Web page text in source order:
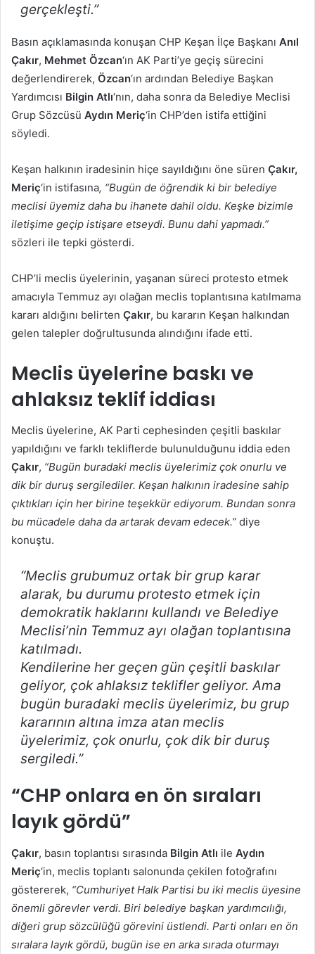
gerçekleşti.”
Basın açıklamasında konuşan CHP Keşan İlçe Başkanı Anıl
Çakır, Mehmet Özcan‘ın AK Parti’ye geçiş sürecini
değerlendirerek, Özcan‘ın ardından Belediye Başkan
Yardımcısı Bilgin Atlı‘nın, daha sonra da Belediye Meclisi
Grup Sözcüsü Aydın Meriç‘in CHP’den istifa ettiğini
söyledi.
Keşan halkının iradesinin hiçe sayıldığını öne süren Çakır,
Meriç‘in istifasına, “Bugün de öğrendik ki bir belediye
meclisi üyemiz daha bu ihanete dahil oldu. Keşke bizimle
iletişime geçip istişare etseydi. Bunu dahi yapmadı.”
sözleri ile tepki gösterdi.
CHP’li meclis üyelerinin, yaşanan süreci protesto etmek
amacıyla Temmuz ayı olağan meclis toplantısına katılmama
kararı aldığını belirten Çakır, bu kararın Keşan halkından
gelen talepler doğrultusunda alındığını ifade etti.
Meclis üyelerine baskı ve
ahlaksız teklif iddiası
Meclis üyelerine, AK Parti cephesinden çeşitli baskılar
yapıldığını ve farklı tekliflerde bulunulduğunu iddia eden
Çakır, “Bugün buradaki meclis üyelerimiz çok onurlu ve
dik bir duruş sergilediler. Keşan halkının iradesine sahip
çıktıkları için her birine teşekkür ediyorum. Bundan sonra
bu mücadele daha da artarak devam edecek.” diye
konuştu.
“Meclis grubumuz ortak bir grup karar
alarak, bu durumu protesto etmek için
demokratik haklarını kullandı ve Belediye
Meclisi’nin Temmuz ayı olağan toplantısına
katılmadı.
Kendilerine her geçen gün çeşitli baskılar
geliyor, çok ahlaksız teklifler geliyor. Ama
bugün buradaki meclis üyelerimiz, bu grup
kararının altına imza atan meclis
üyelerimiz, çok onurlu, çok dik bir duruş
sergiledi.”
“CHP onlara en ön sıraları
layık gördü”
Çakır, basın toplantısı sırasında Bilgin Atlı ile Aydın
Meriç‘in, meclis toplantı salonunda çekilen fotoğrafını
göstererek, “Cumhuriyet Halk Partisi bu iki meclis üyesine
önemli görevler verdi. Biri belediye başkan yardımcılığı,
diğeri grup sözcülüğü görevini üstlendi. Parti onları en ön
sıralara layık gördü, bugün ise en arka sırada oturmayı